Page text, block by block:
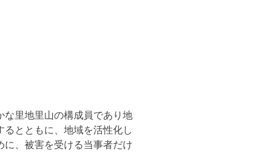
な里地里山の構成員であり地
とともに、地域を活性化し
、被害を受ける当事者だけ